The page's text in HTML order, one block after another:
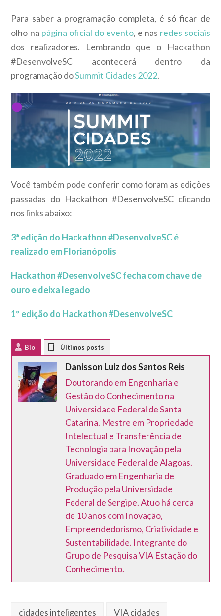
Para saber a programação completa, é só ficar de
olho na página oficial do evento, e nas redes sociais
dos realizadores. Lembrando que o Hackathon
#DesenvolveSC acontecerá dentro da
programação doSummit Cidades 2022.
Você também pode conferir como foram as edições
passadas do Hackathon #DesenvolveSC clicando
nos links abaixo:
3ª edição do Hackathon #DesenvolveSC é
realizado em Florianópolis
Hackathon #DesenvolveSC fecha com chave de
ouro e deixa legado
1º edição do Hackathon #DesenvolveSC
Bio
Danisson Luiz dos Santos Reis
Doutorando em Engenharia e
Gestão do Conhecimento na
Universidade Federal de Santa
Catarina. Mestre em Propriedade
Intelectual e Transferência de
Tecnologia para Inovação pela
Universidade Federal de Alagoas.
Graduado em Engenharia de
Produção pela Universidade
Federal de Sergipe. Atuo há cerca
de 10 anos com Inovação,
Empreendedorismo, Criatividade e
Sustentabilidade. Integrante do
Grupo de Pesquisa VIA Estação do
Conhecimento.
cidades inteligentes VIA cidades